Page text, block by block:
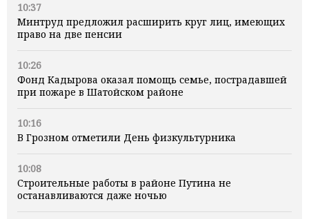
10:37
Минтруд предложил расширить круг лиц, имеющих
право на две пенсии
10:26
Фонд Кадырова оказал помощь семье, пострадавшей
при пожаре в Шатойском районе
10:16
В Грозном отметили День физкультурника
10:08
Строительные работы в районе Путина не
останавливаются даже ночью